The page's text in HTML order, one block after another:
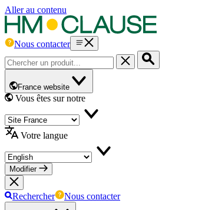
Aller au contenu
Nous contacter
France website
Vous êtes sur notre
Votre langue
Modifier
Rechercher Nous contacter